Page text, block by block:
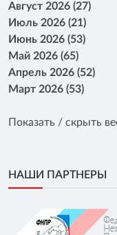
Август 2026 (27)
Июль 2026 (21)
Июнь 2026 (53)
Май 2026 (65)
Апрель 2026 (52)
Март 2026 (53)
Показать / скрыть
НАШИ ПАРТНЕРЫ